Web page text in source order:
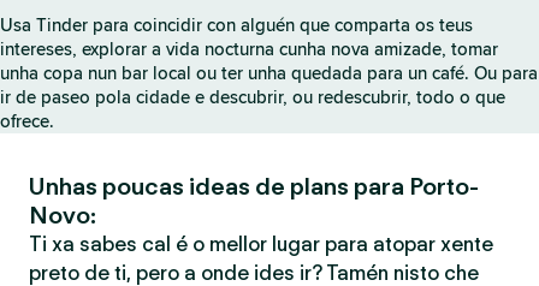
Usa Tinder para coincidir con alguén que comparta os teus
intereses, explorar a vida nocturna cunha nova amizade, tomar
unha copa nun bar local ou ter unha quedada para un café. Ou para
ir de paseo pola cidade e descubrir, ou redescubrir, todo o que
ofrece.
Unhas poucas ideas de plans para Porto-
Novo:
Ti xa sabes cal é o mellor lugar para atopar xente
preto de ti, pero a onde ides ir? Tamén nisto che